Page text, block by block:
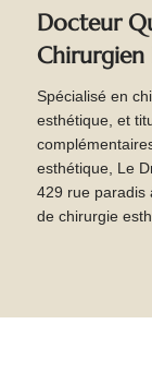
Docteur
Chirurgien
Spécialisé en
esthétique, et
esthétique, Le
429 rue paradis
de chirurgie